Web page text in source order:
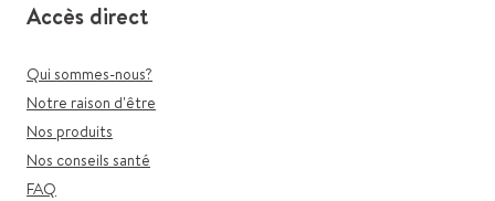
Accès direct
Qui sommes-nous?
Notre raison d'être
Nos produits
Nos conseils santé
FAQ